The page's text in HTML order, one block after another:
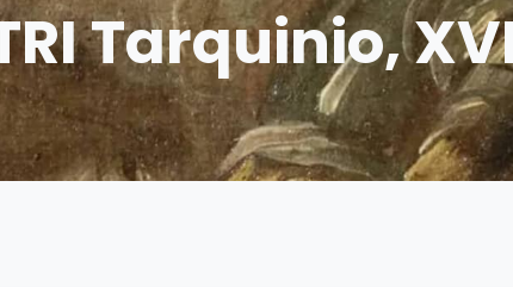
Tarquinio,